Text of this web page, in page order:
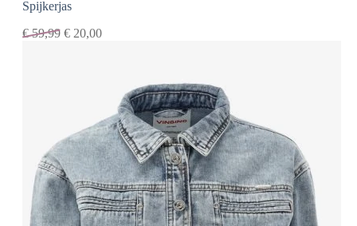
Spijkerjas
€59,99 € 20,00